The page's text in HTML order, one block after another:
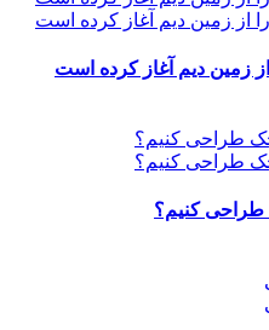
زمین دیم آغاز کرده است
طراحی کنیم؟